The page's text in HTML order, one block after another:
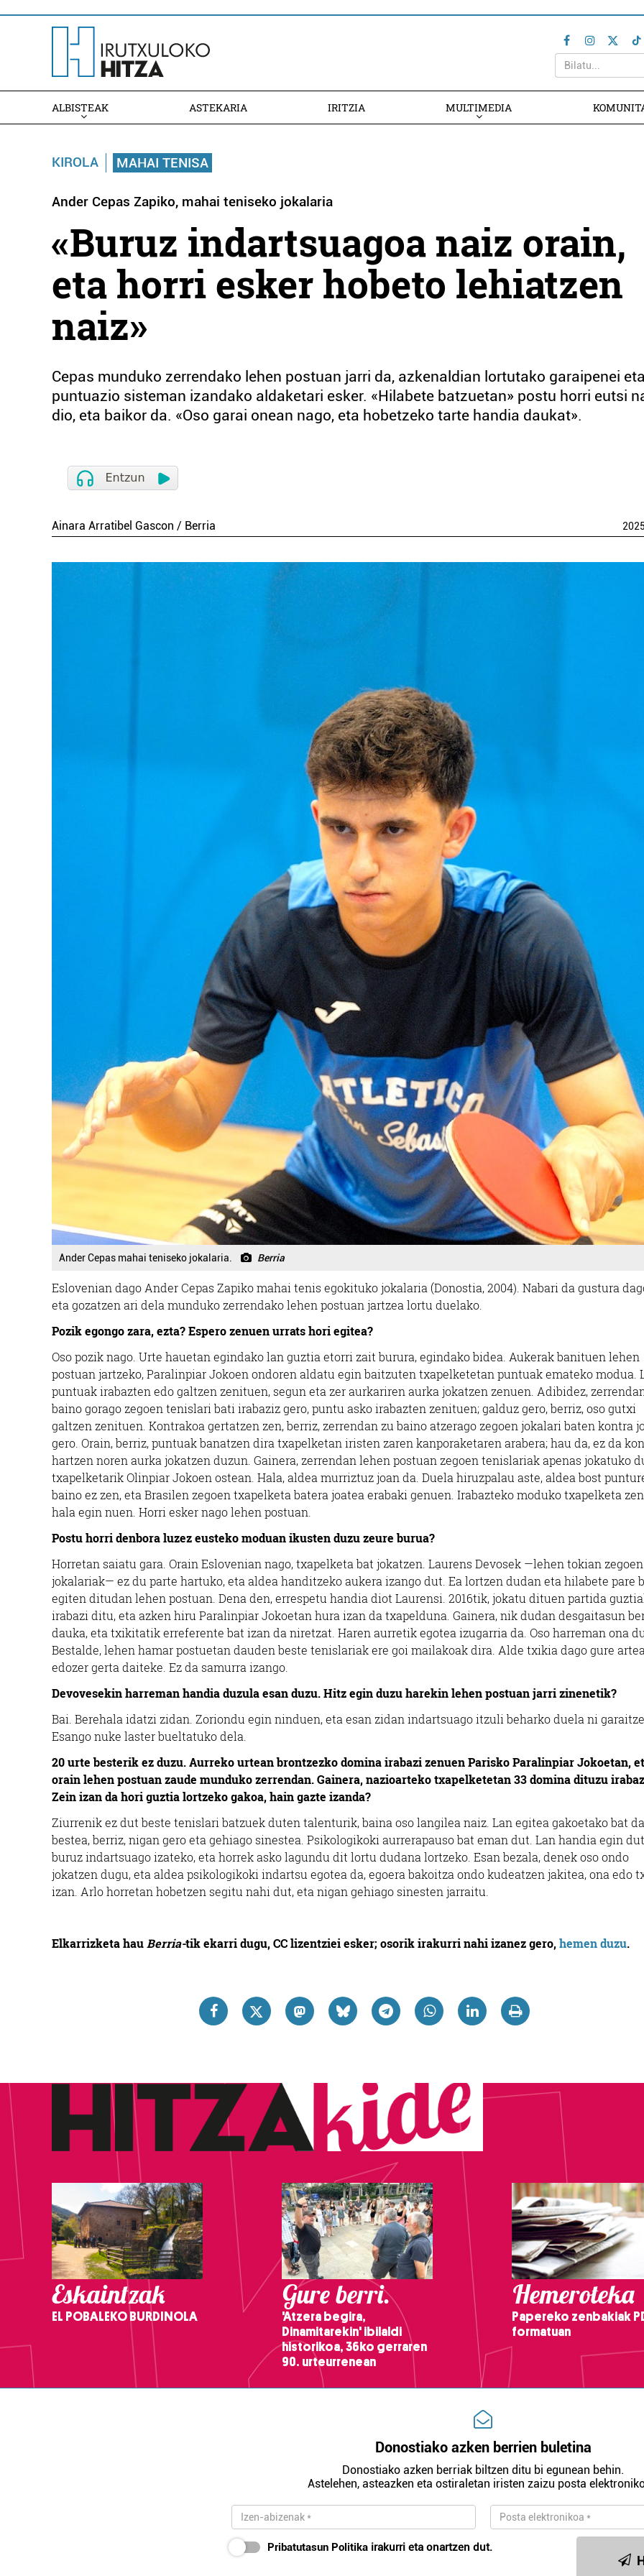
ALBISTEAK ASTEKARIA IRITZIA MULTIMEDIA
KIROLA MAHAI TENISA
Ander Cepas Zapiko, mahai teniseko jokalaria
«Buruz indartsuagoa naiz orain,
eta horri esker hobeto lehiatzen
naiz»
Cepas munduko zerrendako lehen postuan jarri da, azkenaldian lortutako garaipenei eta
puntuazio sisteman izandako aldaketari esker. «Hilabete batzuetan» postu horri eutsi
dio, eta baikor da. «Oso garai onean nago, eta hobetzeko tarte handia daukat».
Ainara Arratibel Gascon / Berria 2025
Ander Cepas mahai teniseko jokalaria. Berria
Eslovenian dago Ander Cepas Zapiko mahai tenis egokituko jokalaria (Donostia, 2004). Nabari da gustura
eta gozatzen ari dela munduko zerrendako lehen postuan jartzea lortu duelako.
Pozik egongo zara, ezta? Espero zenuen urrats hori egitea?
Oso pozik nago. Urte hauetan egindako lan guztia etorri zait burura, egindako bidea. Aukerak banituen lehen
postuan jartzeko, Paralinpiar Jokoen ondoren aldatu egin baitzuten txapelketetan puntuak emateko modua.
puntuak irabazten edo galtzen zenituen, segun eta zer aurkariren aurka jokatzen zenuen. Adibidez,
baino gorago zegoen tenislari bati irabaziz gero, puntu asko irabazten zenituen; galduz gero, berriz, oso gutxi
galtzen zenituen. Kontrakoa gertatzen zen, berriz, zerrendan zu baino atzerago zegoen jokalari baten kontra
gero. Orain, berriz, puntuak banatzen dira txapelketan iristen zaren kanporaketaren arabera; hau da, ez da
hartzen noren aurka jokatzen duzun. Gainera, zerrendan lehen postuan zegoen tenislariak apenas jokatuko
txapelketarik Olinpiar Jokoen ostean. Hala, aldea murriztuz joan da. Duela hiruzpalau aste, aldea bost
baino ez zen, eta Brasilen zegoen txapelketa batera joatea erabaki genuen. Irabazteko moduko txapelketa
hala egin nuen. Horri esker nago lehen postuan.
Postu horri denbora luzez eusteko moduan ikusten duzu zeure burua?
Horretan saiatu gara. Orain Eslovenian nago, txapelketa bat jokatzen. Laurens Devosek —lehen tokian zegoen
jokalariak— ez du parte hartuko, eta aldea handitzeko aukera izango dut. Ea lortzen dudan eta hilabete pare
egiten ditudan lehen postuan. Dena den, errespetu handia diot Laurensi. 2016tik, jokatu dituen partida
irabazi ditu, eta azken hiru Paralinpiar Jokoetan hura izan da txapelduna. Gainera, nik dudan desgaitasun
dauka, eta txikitatik erreferente bat izan da niretzat. Haren aurretik egotea izugarria da. Oso harreman ona
Bestalde, lehen hamar postuetan dauden beste tenislariak ere goi mailakoak dira. Alde txikia dago gure
edozer gerta daiteke. Ez da samurra izango.
Devovesekin harreman handia duzula esan duzu. Hitz egin duzu harekin lehen postuan jarri zinenetik?
Bai. Berehala idatzi zidan. Zoriondu egin ninduen, eta esan zidan indartsuago itzuli beharko duela ni
Esango nuke laster bueltatuko dela.
20 urte besterik ez duzu. Aurreko urtean brontzezko domina irabazi zenuen Parisko Paralinpiar Jokoetan,
orain lehen postuan zaude munduko zerrendan. Gainera, nazioarteko txapelketetan 33 domina dituzu
Zein izan da hori guztia lortzeko gakoa, hain gazte izanda?
Ziurrenik ez dut beste tenislari batzuek duten talenturik, baina oso langilea naiz. Lan egitea gakoetako bat
bestea, berriz, nigan gero eta gehiago sinestea. Psikologikoki aurrerapauso bat eman dut. Lan handia egin dut
buruz indartsuago izateko, eta horrek asko lagundu dit lortu dudana lortzeko. Esan bezala, denek oso ondo
jokatzen dugu, eta aldea psikologikoki indartsu egotea da, egoera bakoitza ondo kudeatzen jakitea, ona edo
izan. Arlo horretan hobetzen segitu nahi dut, eta nigan gehiago sinesten jarraitu.
Elkarrizketa hauBerria-tik ekarri dugu, CC lizentziei esker; osorik irakurri nahi izanez gero,hemen duzu.
Eskaintzak
EL POBALEKO BURDINOLA
Gure berri.
'Atzera begira,
Dinamitarekin' ibilaldi
historikoa, 36ko gerraren
90. urteurrenean
Hemeroteka
Papereko zenbakiak
formatuan
Donostiako azken berrien buletina
Donostiako azken berriak biltzen ditu bi egunean behin.
Astelehen, asteazken eta ostiraletan iristen zaizu posta
Pribatutasun Politika irakurri eta onartzen dut.